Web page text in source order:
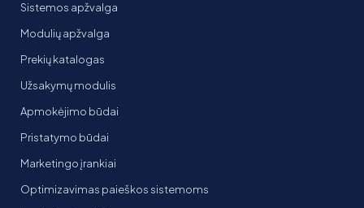
Sistemos apžvalga
Modulių apžvalga
Prekių katalogas
Užsakymų modulis
Apmokėjimo būdai
Pristatymo būdai
Marketingo įrankiai
Optimizavimas paieškos sistemoms